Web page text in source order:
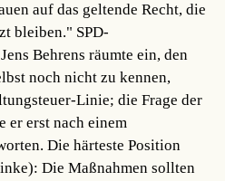
auf das geltende Recht, die
bleiben." SPD-
Behrens räumte ein, den
noch nicht zu kennen,
Linie; die Frage der
er erst nach einem
Die härteste Position
Die Maßnahmen sollten